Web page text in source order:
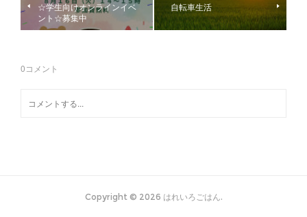
☆学生向けオンラインイベ
ント☆募集中
自転車生活
0コメント
Copyright © 2026 はれいろごはん.